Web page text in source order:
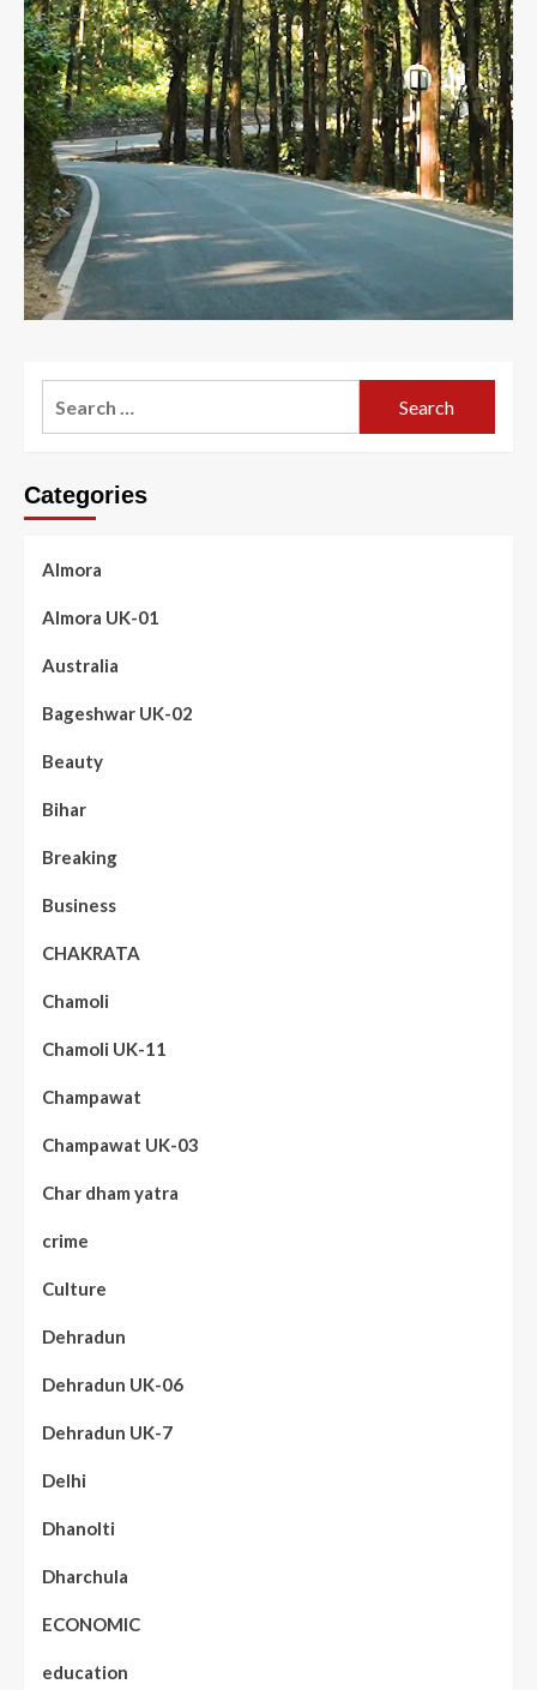
Categories
Almora
Almora UK-01
Australia
Bageshwar UK-02
Beauty
Bihar
Breaking
Business
CHAKRATA
Chamoli
Chamoli UK-11
Champawat
Champawat UK-03
Char dham yatra
crime
Culture
Dehradun
Dehradun UK-06
Dehradun UK-7
Delhi
Dhanolti
Dharchula
ECONOMIC
education